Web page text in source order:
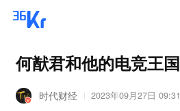
何猷君和他的电竞王国
时代财经 2023年09月27日 09:31